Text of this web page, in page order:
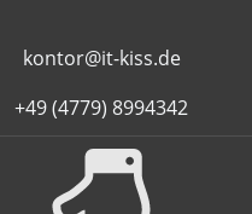
kontor@it-kiss.de
+49 (4779) 8994342